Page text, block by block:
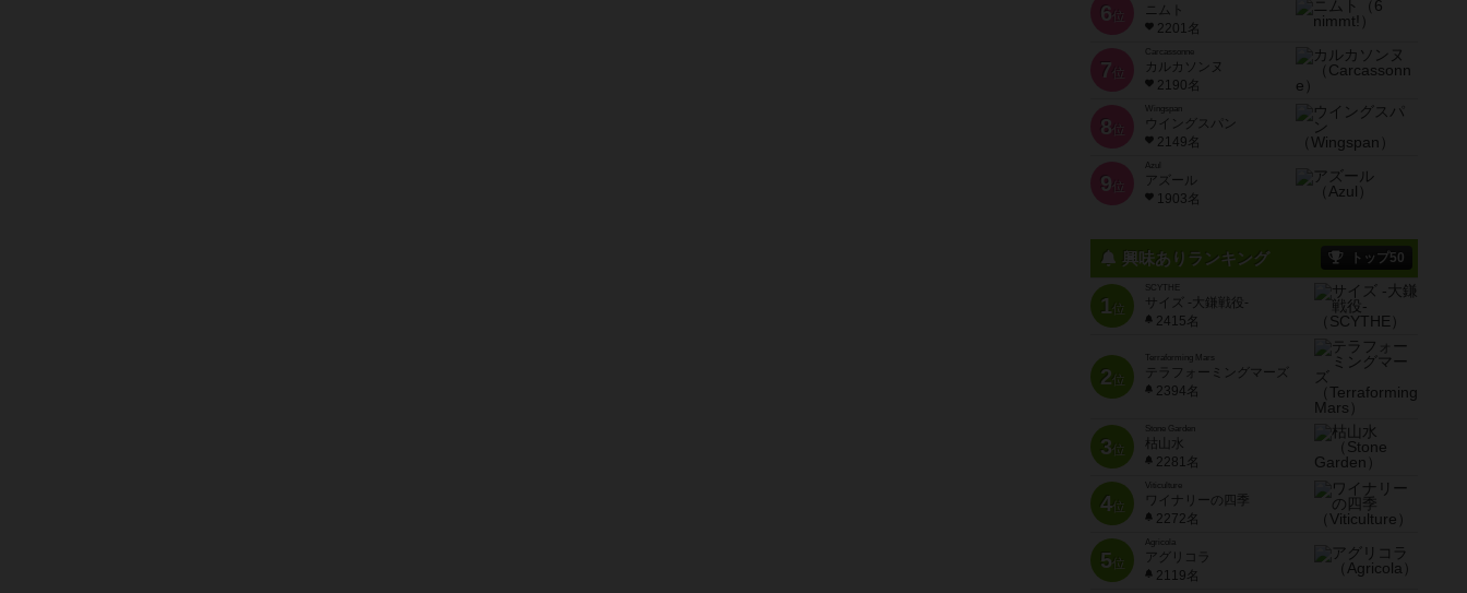
6 位
ニムト
2201名
7 位
Carcassonne
カルカソンヌ
2190名
8 位
Wingspan
ウイングスパン
2149名
9 位
Azul
アズール
1903名
興味ありランキング トップ50
1位
SCYTHE
サイズ -大鎌戦役-
2415名
2位
Terraforming Mars
テラフォーミングマーズ
2394名
3位
Stone Garden
枯山水
2281名
4位
Viticulture
ワイナリーの四季
2272名
5位
Agricola
アグリコラ
2119名